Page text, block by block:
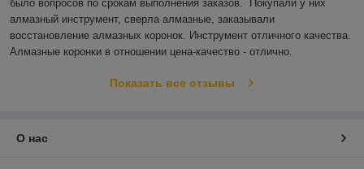
было вопросов по срокам выполнения заказов.  Покупали у них
алмазный инструмент, сверла алмазные, заказывали
восстановление алмазных коронок. Инструмент отличного качества.
Алмазные коронки в отношении цена-качество - отлично.
Показать все отзывы
О нас